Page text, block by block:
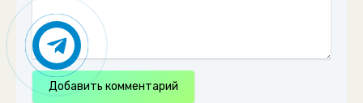
Добавить комментарий